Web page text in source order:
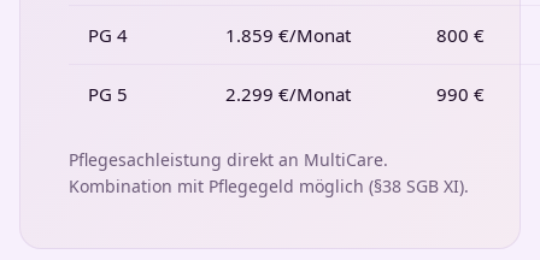
PG 4 1.859 €/Monat 800 €
PG 5 2.299 €/Monat 990 €
Pflegesachleistung direkt an MultiCare.
Kombination mit Pflegegeld möglich (§38 SGB XI).